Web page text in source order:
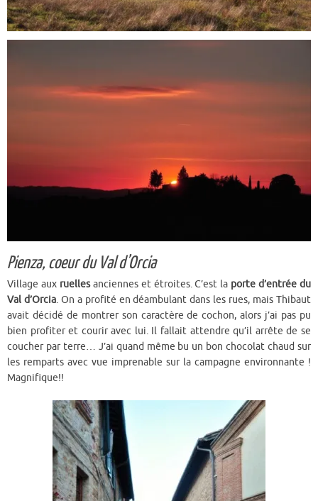
Pienza, coeur du Val d’Orcia
Village auxruellesanciennes et étroites. C’est la porte d’entrée du
Val d’Orcia. On a profité en déambulant dans les rues, mais Thibaut
avait décidé de montrer son caractère de cochon, alors j’ai pas pu
bien profiter et courir avec lui. Il fallait attendre qu’il arrête de se
coucher par terre… J’ai quand même bu un bon chocolat chaud sur
les remparts avec vue imprenable sur la campagne environnante !
Magnifique!!